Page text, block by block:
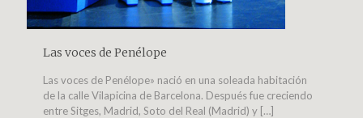
Las voces de Penélope
Las voces de Penélope» nació en una soleada habitación
de la calle Vilapicina de Barcelona. Después fue creciendo
entre Sitges, Madrid, Soto del Real (Madrid) y […]